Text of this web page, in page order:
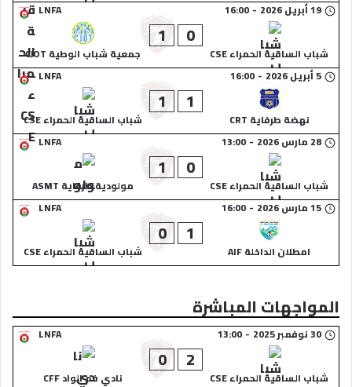
LNFA
19 أبريل 2026 -
16:00
شباب الساقية الحمراء CSE
0
1
جمعية شباب الوطية CJOT
LNFA
5 أبريل 2026 -
16:00
نهضة طرفاية CRT
1
1
شباب الساقية الحمراء CSE
LNFA
28 مارس 2026 -
13:00
شباب الساقية الحمراء CSE
0
1
مولودية طرفاية ASMT
LNFA
15 مارس 2026 -
16:00
امطلان الداخلة AIF
1
0
شباب الساقية الحمراء CSE
المواجهات المباشرة
LNFA 30 نوفمبر 2025 -
13:00
شباب الساقية الحمراء CSE
2
0
نادي فم الواد CFF